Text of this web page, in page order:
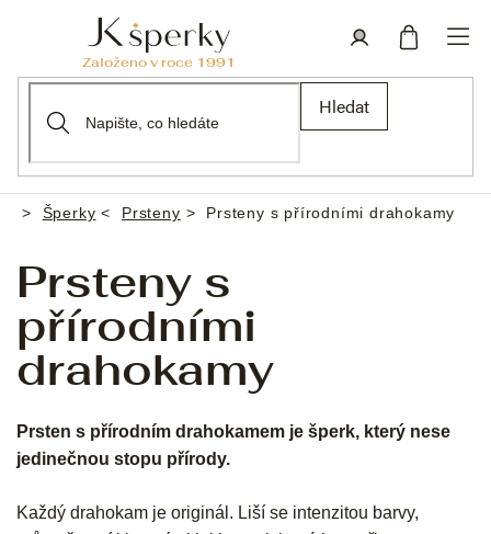
Hledat
Domů
Šperky Prsteny Prsteny s přírodními drahokamy
Prsteny s
přírodními
drahokamy
Prsten s přírodním drahokamem je šperk, který nese
jedinečnou stopu přírody.
Každý drahokam je originál. Liší se intenzitou barvy,